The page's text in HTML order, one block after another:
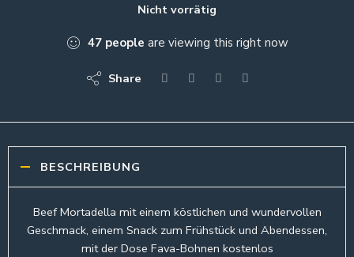
Nicht vorrätig
47 people are viewing this right now
Share
BESCHREIBUNG
Beef Mortadella mit einem köstlichen und wundervollen
Geschmack, einem Snack zum Frühstück und Abendessen,
mit der Dose Fava-Bohnen kostenlos